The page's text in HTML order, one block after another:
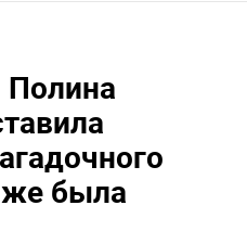
же была